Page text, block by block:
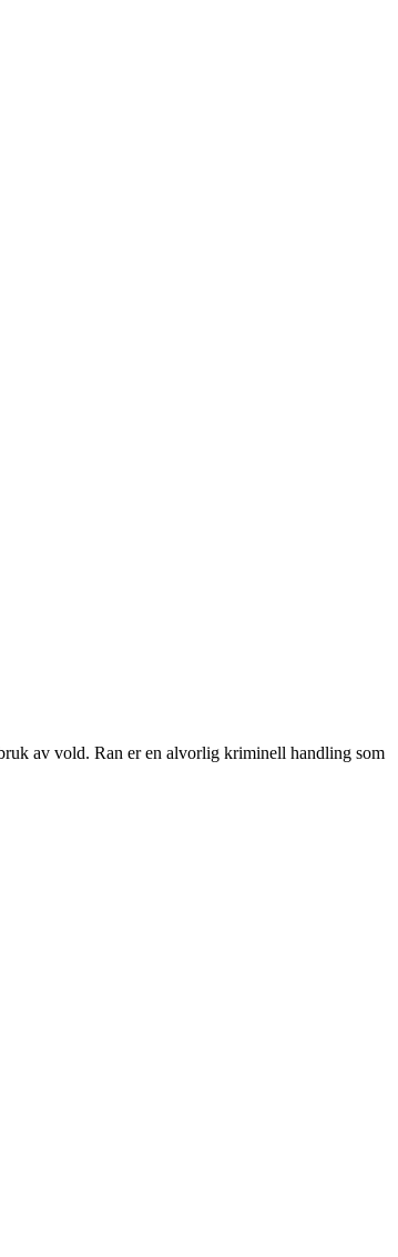
av vold. Ran er en alvorlig kriminell handling som